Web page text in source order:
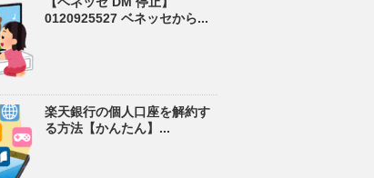
0120925527 ベネッセから...
楽天銀行の個人口座を解約す
る方法【かんたん】...